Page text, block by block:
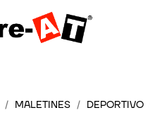
/ MALETINES / DEPORTIVO